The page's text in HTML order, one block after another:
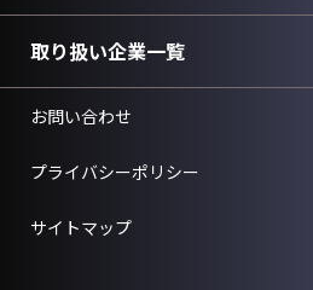
取り扱い企業一覧
お問い合わせ
プライバシーポリシー
サイトマップ